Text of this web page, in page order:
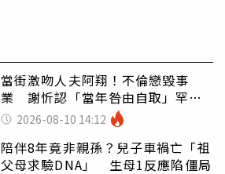
當街激吻人夫阿翔！不倫戀毀事
業 謝忻認「當年咎由自取」罕吐
心聲2026-08-10 14:12
陪伴8年竟非親孫？兒子車禍亡「祖
父母求驗DNA」 生母1反應陷僵局